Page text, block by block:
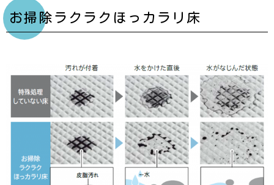
お掃除ラクラクほっカラリ床